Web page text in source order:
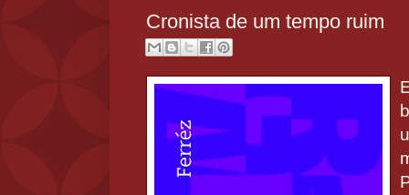
Cronista de um tempo ruim